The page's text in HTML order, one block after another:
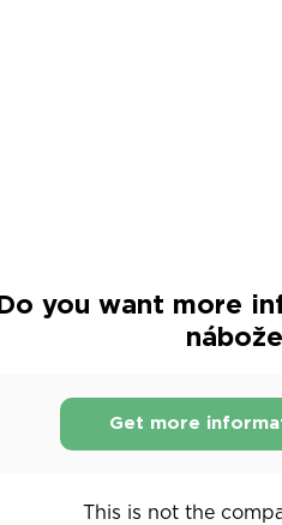
Do you want more
Get more
This is not the